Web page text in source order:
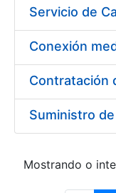
Mostrando o